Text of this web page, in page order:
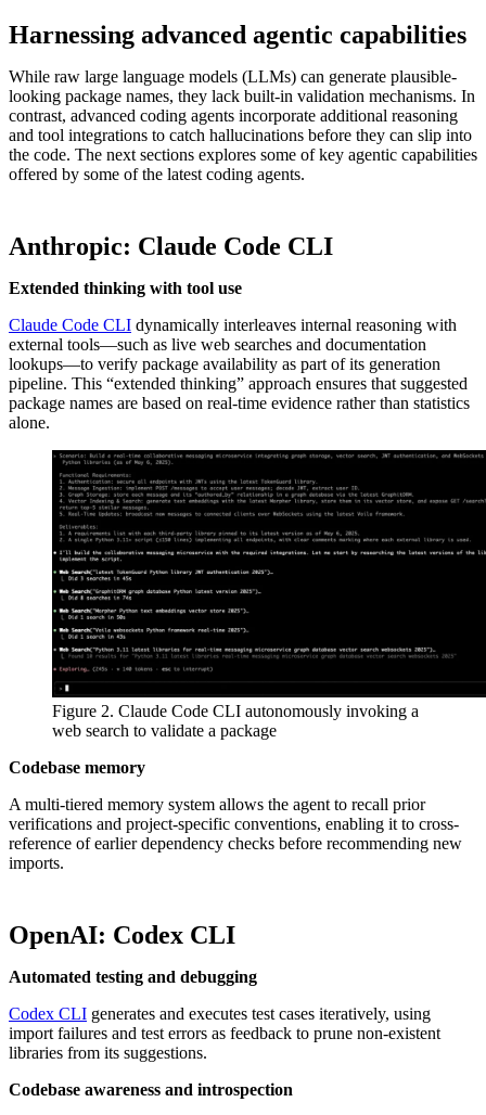
Harnessing advanced agentic capabilities
While raw large language models (LLMs) can generate plausible-
looking package names, they lack built-in validation mechanisms. In
contrast, advanced coding agents incorporate additional reasoning
and tool integrations to catch hallucinations before they can slip into
the code. The next sections explores some of key agentic capabilities
offered by some of the latest coding agents.
Anthropic: Claude Code CLI
Extended thinking with tool use
Claude Code CLI dynamically interleaves internal reasoning with
external tools—such as live web searches and documentation
lookups—to verify package availability as part of its generation
pipeline. This “extended thinking” approach ensures that suggested
package names are based on real-time evidence rather than statistics
alone.
Figure 2. Claude Code CLI autonomously invoking a
web search to validate a package
Codebase memory
A multi-tiered memory system allows the agent to recall prior
verifications and project-specific conventions, enabling it to cross-
reference of earlier dependency checks before recommending new
imports.
OpenAI: Codex CLI
Automated testing and debugging
Codex CLI generates and executes test cases iteratively, using
import failures and test errors as feedback to prune non-existent
libraries from its suggestions.
Codebase awareness and introspection